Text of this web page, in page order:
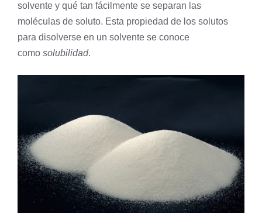
solvente y qué tan fácilmente se separan las
moléculas de soluto. Esta propiedad de los solutos
para disolverse en un solvente se conoce
como solubilidad.